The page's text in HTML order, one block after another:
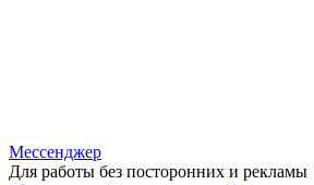
Мессенджер
Для работы без посторонних и рекламы